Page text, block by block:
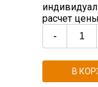
расчет цены
-
В